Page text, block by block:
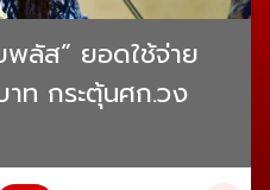
ลัส” ยอดใช้จ่าย
าท กระตุ้นศก.วง